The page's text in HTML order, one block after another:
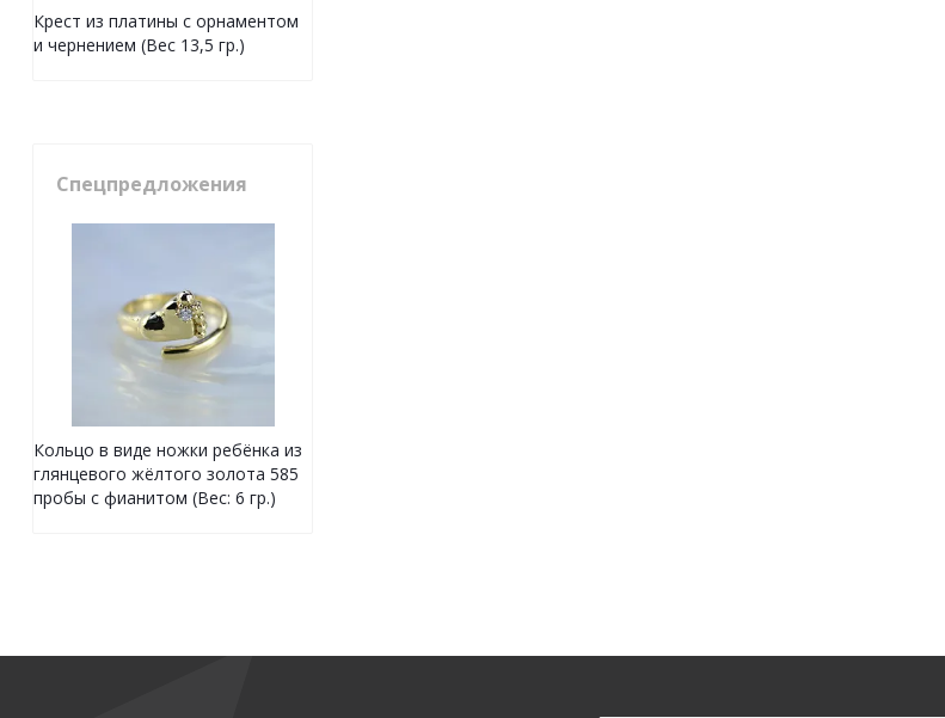
Крест из платины с орнаментом
и чернением (Вес 13,5 гр.)
Спецпредложения
Кольцо в виде ножки ребёнка из
глянцевого жёлтого золота 585
пробы с фианитом (Вес: 6 гр.)